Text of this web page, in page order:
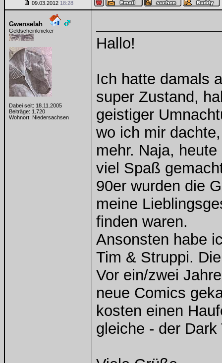
09.03.2012 18:28
Gwenselah
Geldscheinknicker
Dabei seit: 18.11.2005
Beiträge: 1.720
Wohnort: Niedersachsen
Hallo!
Ich hatte damals
super Zustand,
geistiger
wo ich mir
mehr. Naja,
viel Spaß
90er wurden die
meine
finden waren.
Ansonsten habe
Tim & Struppi.
Vor ein/zwei
neue Comics
kosten einen
gleiche - der